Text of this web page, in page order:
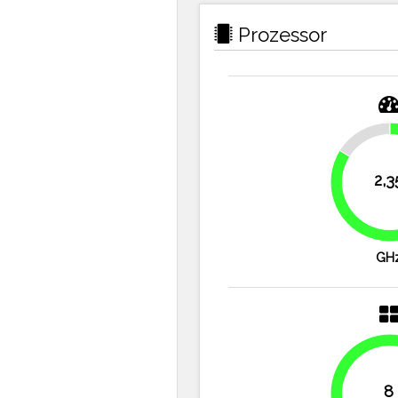
Prozessor
16.1%
8
100%